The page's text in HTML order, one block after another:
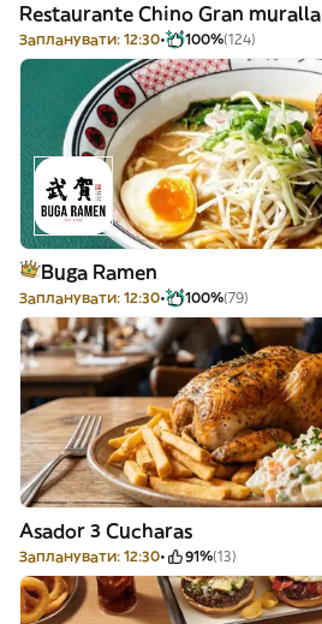
Restaurante Chino Gran muralla
Запланувати: 12:30 100%(124)
Buga Ramen
Запланувати: 12:30 100%(79)
Asador 3 Cucharas
Запланувати: 12:30 91%(13)